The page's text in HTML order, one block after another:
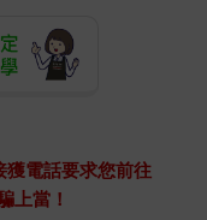
獲電話要求您前往
上當！